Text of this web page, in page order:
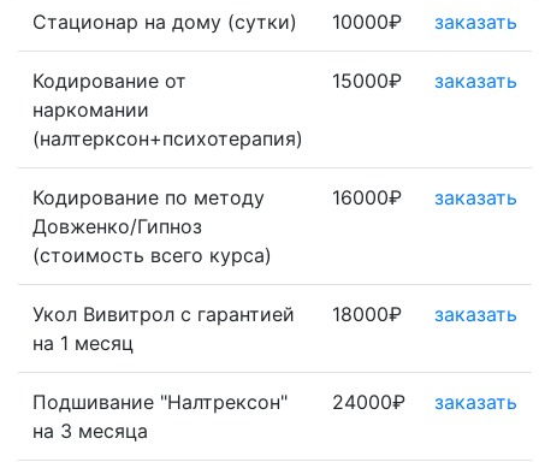
Стационар на дому (сутки) 10000₽ заказать
Кодирование от
наркомании
(налтерксон+психотерапия)
15000₽ заказать
Кодирование по методу
Довженко/Гипноз
(стоимость всего курса)
16000₽ заказать
Укол Вивитрол с гарантией
на 1 месяц
18000₽ заказать
Подшивание "Налтрексон"
на 3 месяца
24000₽ заказать